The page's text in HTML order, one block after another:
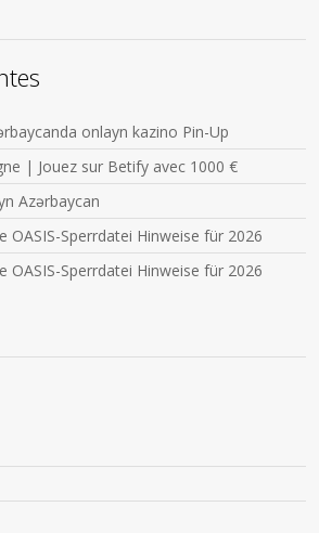
onlayn kazino Pin-Up
| Jouez sur Betify avec 1000 €
Azərbaycan
OASIS-Sperrdatei Hinweise für 2026
OASIS-Sperrdatei Hinweise für 2026